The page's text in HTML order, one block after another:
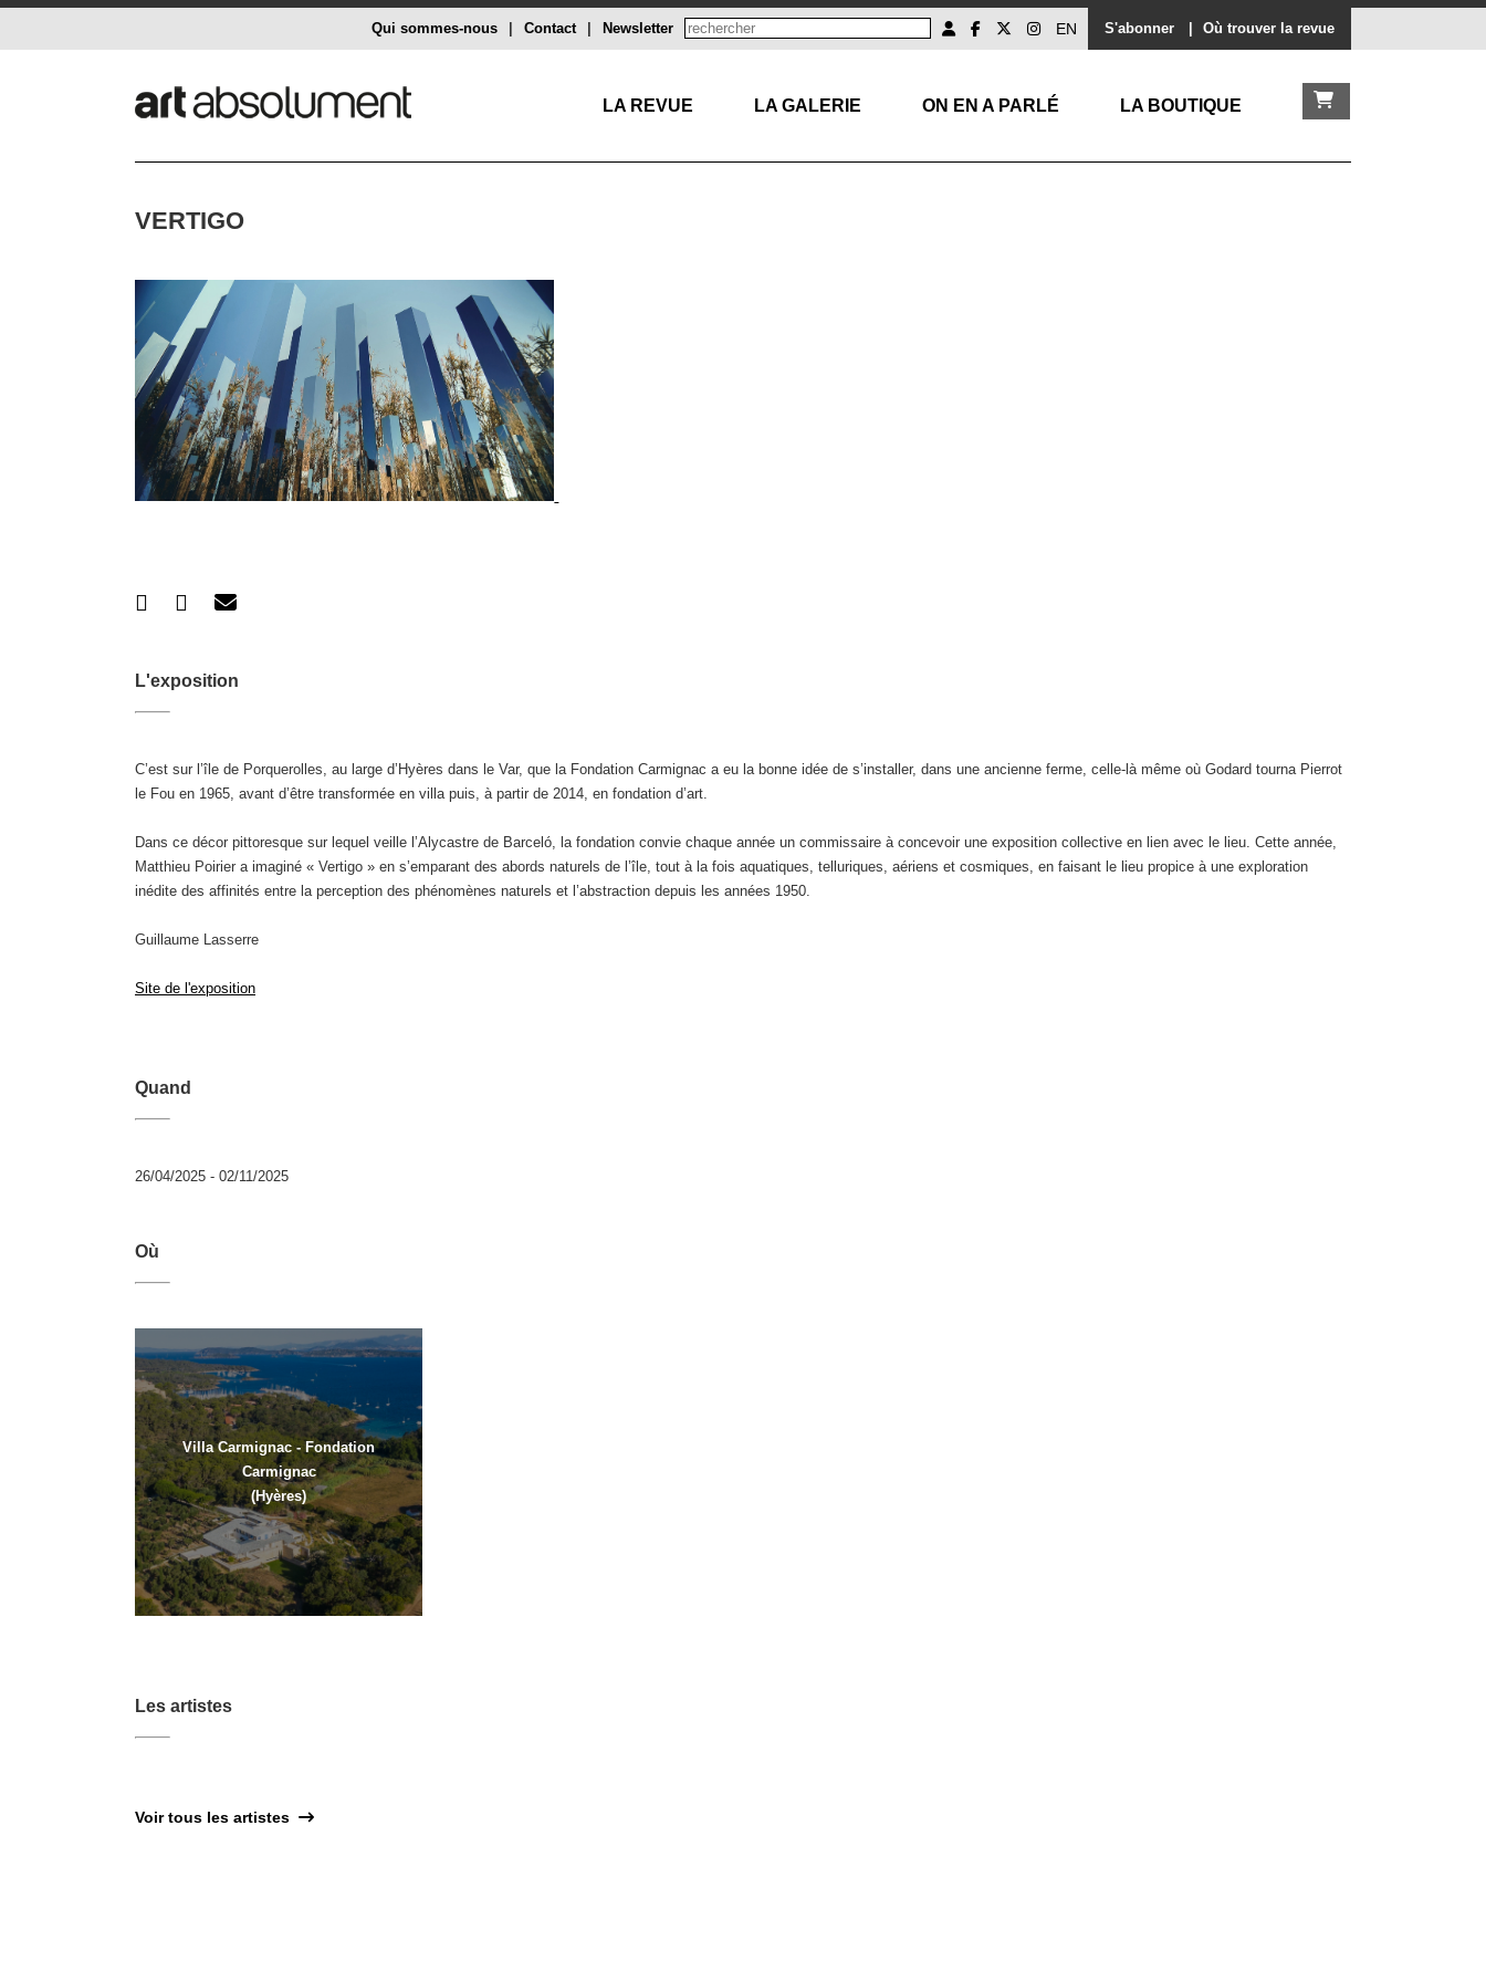
S'abonner Où trouver la revue
EN
Newsletter
Contact
Qui sommes-nous
LA REVUE LA GALERIE ON EN A PARLÉ LA BOUTIQUE
VERTIGO
L'exposition
C’est sur l’île de Porquerolles, au large d’Hyères dans le Var, que la Fondation Carmignac a eu la bonne idée de s’installer, dans une ancienne ferme, celle-là même où Godard tourna Pierrot
le Fou en 1965, avant d’être transformée en villa puis, à partir de 2014, en fondation d’art.
Dans ce décor pittoresque sur lequel veille l’Alycastre de Barceló, la fondation convie chaque année un commissaire à concevoir une exposition collective en lien avec le lieu. Cette année,
Matthieu Poirier a imaginé « Vertigo » en s’emparant des abords naturels de l’île, tout à la fois aquatiques, telluriques, aériens et cosmiques, en faisant le lieu propice à une exploration
inédite des affinités entre la perception des phénomènes naturels et l’abstraction depuis les années 1950.
Guillaume Lasserre
Site de l'exposition
Quand
26/04/2025 - 02/11/2025
Où
Villa Carmignac - Fondation
Carmignac
(Hyères)
Les artistes
Voir tous les artistes